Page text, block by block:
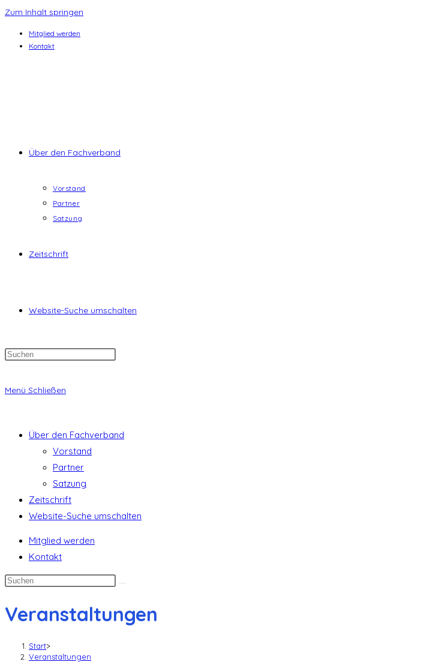
Zum Inhalt springen
Mitglied werden
Kontakt
Über den Fachverband
Vorstand
Partner
Satzung
Zeitschrift
Website-Suche umschalten
Menü Schließen
Über den Fachverband
Vorstand
Partner
Satzung
Zeitschrift
Website-Suche umschalten
Mitglied werden
Kontakt
Veranstaltungen
Start>
Veranstaltungen